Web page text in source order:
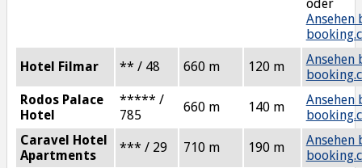
oder
Ansehen
Hotel Filmar ** / 48 660 m 120 m
Ansehen
Rodos Palace
Hotel
***** /
785
660 m 140 m
Ansehen
Caravel Hotel
Apartments
*** / 29 710 m 190 m
Ansehen